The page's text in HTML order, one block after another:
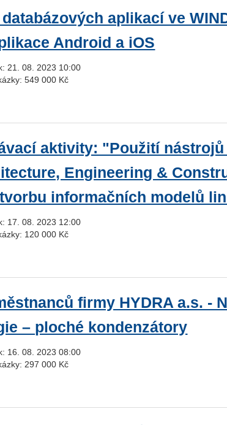
aplikací ve
Android a iOS
21. 08. 2023 10:00
549 000 Kč
aktivity: "Použití nástrojů
Engineering &
informačních modelů
17. 08. 2023 12:00
120 000 Kč
firmy HYDRA a.s. -
– ploché kondenzátory
16. 08. 2023 08:00
297 000 Kč